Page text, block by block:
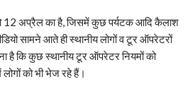
12 अप्रैल का है, जिसमें कुछ पर्यटक आदि कैलाश
सामने आते ही स्थानीय लोगों व टूर ऑपरेटरों
है कि कुछ स्थानीय टूर ऑपरेटर नियमों को
को भी भेज रहे हैं।